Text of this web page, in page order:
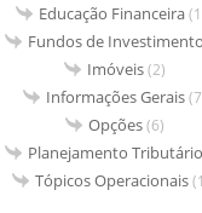
Educação Financeira
Fundos de Investimento
Imóveis(2)
Informações Gerais
Opções(6)
Planejamento Tributário
Tópicos Operacionais